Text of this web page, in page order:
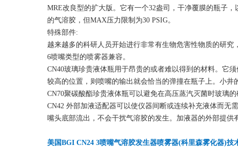
MRE改良型的扩大版。它有一个32盎司，干净覆膜的瓶子
的气溶胶，但MAX压力限制为30 PSIG。
特殊部件:
越来越多的科研人员开始进行非常有生物危害性物质的研
6喷嘴类型的喷雾器兼容。
CN40玻璃珍贵液体瓶用于昂贵的或者难以得到的材料。它
较高的位置，则喷嘴的输出就会恰当的弹撞在瓶子上。小井
CN70聚碳酸酯珍贵液体瓶可以避免在高压蒸汽灭菌时玻璃
CN42 外部加液适配器可以使仪器间断或连续补充液体而无
嘴头底部流出，不会干扰气溶胶的发生。加液器的外部提供
美国BGI CN24 3喷嘴气溶胶发生器喷雾器(科里森雾化器)技